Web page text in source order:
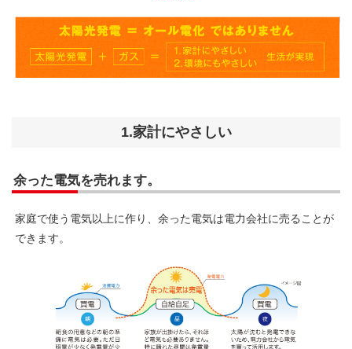
1.家計にやさしい
余った電気を売れます。
家庭で使う電気以上に作り、余った電気は電力会社に売ることが
できます。